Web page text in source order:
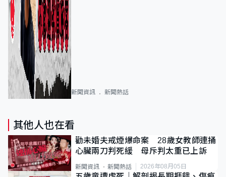
新聞資訊 新聞熱話
其他人也在看
勸未婚夫戒煙爆命案 28歲女教師連捅
心臟兩刀判死緩 母斥判太重已上訴
新聞資訊 新聞熱話 2026年08月05日